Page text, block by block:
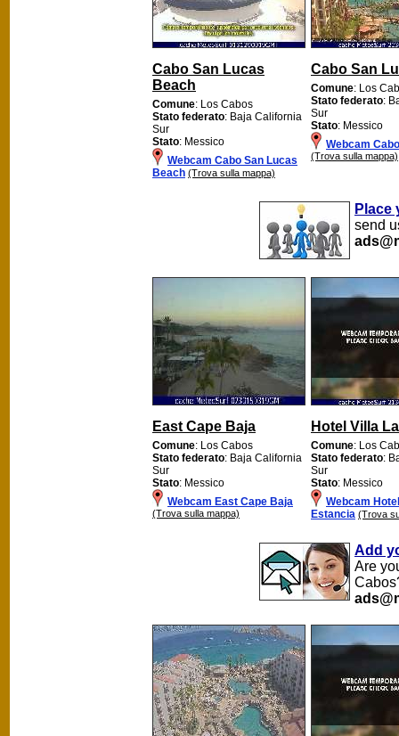
Cabo San Lucas
Beach
Comune: Los Cabos
Stato federato: Baja California
Sur
Stato: Messico
Webcam Cabo San Lucas
Beach (Trova sulla mappa)
Cabo San
Comune: Los
Stato federato:
Sur
Stato: Messico
Webcam
(Trova sulla mappa)
Place
send
East Cape Baja
Comune: Los Cabos
Stato federato: Baja California
Sur
Stato: Messico
Webcam East Cape Baja
(Trova sulla mappa)
Hotel Villa
Comune: Los
Stato federato:
Sur
Stato: Messico
Webcam
Estancia (Trova
Add
Are